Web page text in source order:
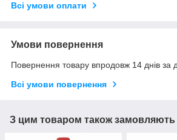
Всі умови оплати
Умови повернення
Повернення товару впродовж 14 днів за
Всі умови повернення
З цим товаром також замовляють